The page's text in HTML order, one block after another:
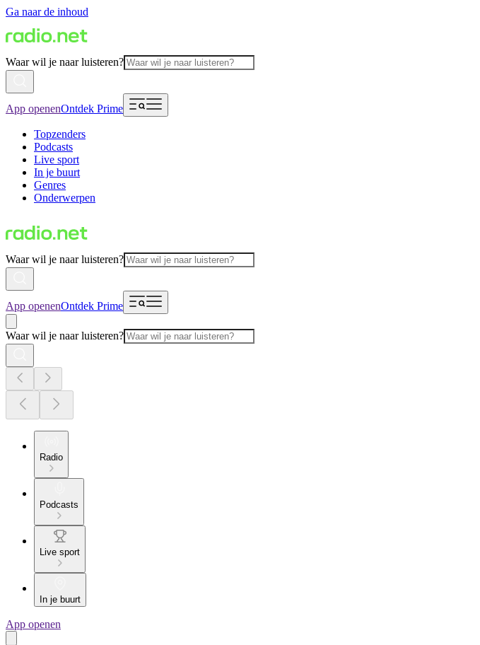
Ga naar de inhoud
Waar wil je naar luisteren?
App openenOntdek Prime
Topzenders
Podcasts
Live sport
In je buurt
Genres
Onderwerpen
Waar wil je naar luisteren?
App openenOntdek Prime
Waar wil je naar luisteren?
Radio
Podcasts
Live sport
In je buurt
App openen